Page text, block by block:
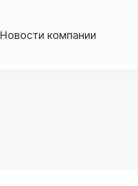
Новости компании